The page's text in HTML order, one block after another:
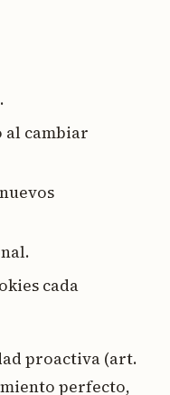
cambiar
cada
proactiva (art.
perfecto,